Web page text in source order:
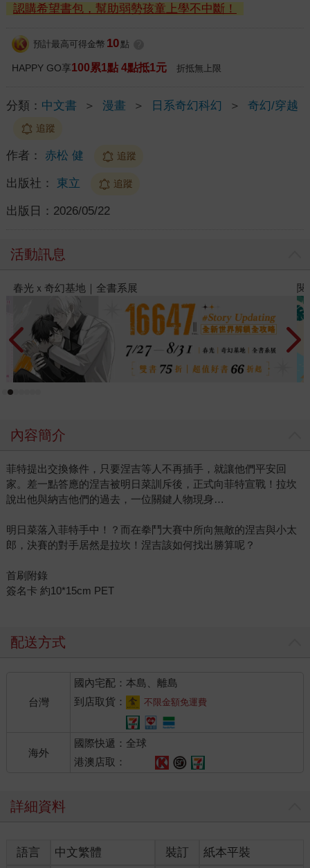
認購希望書包，幫助弱勢孩童上學不中斷！
預計最高可得金幣 10 點
HAPPY GO享100累1點 4點抵1元 折抵無上限
分類： 中文書 ＞ 漫畫 ＞ 日系奇幻科幻 ＞ 奇幻/穿越
追蹤
作者： 赤松 健 追蹤
出版社： 東立 追蹤
出版日： 2026/05/22
活動訊息
閱讀漫遊錄-2026上半年暢銷榜
內容簡介
菲特提出交換條件，只要涅吉等人不再插手，就讓他們平安回
家。差一點答應的涅吉被明日菜訓斥後，正式向菲特宣戰！拉坎
說出他與納吉他們的過去，一位關鍵人物現身…
明日菜落入菲特手中！？而在拳鬥大賽中所向無敵的涅吉與小太
郎，決賽的對手居然是拉坎！涅吉該如何找出勝算呢？
首刷附錄
簽名卡 約10*15cm PET
配送方式
台灣
國內宅配：本島、離島
到店取貨：
不限金額免運費
海外
國際快遞：全球
港澳店取：
詳細資料
語言 中文繁體 裝訂
紙本平裝